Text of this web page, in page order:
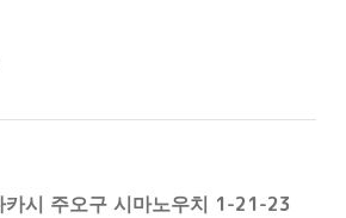
카시 주오구 시마노우치 1-21-23